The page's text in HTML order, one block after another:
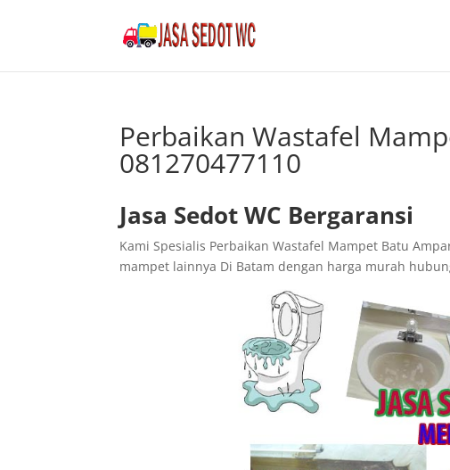
Perbaikan Wastafel
081270477110
Jasa Sedot WC Bergaransi
Kami Spesialis Perbaikan Wastafel Mampet Batu
mampet lainnya Di Batam dengan harga murah